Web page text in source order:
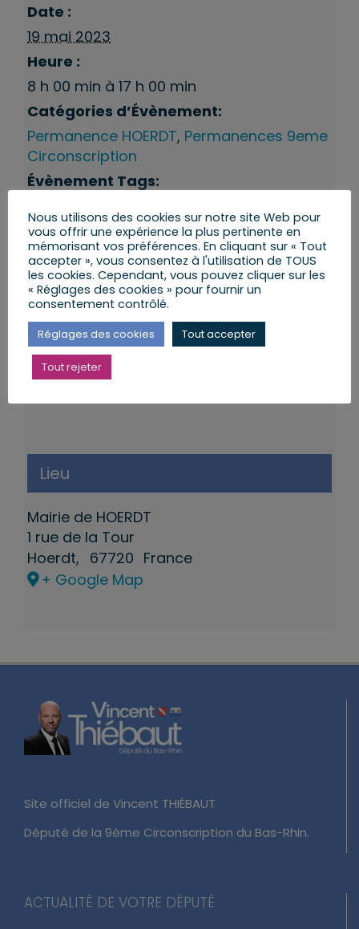
Date :
19 mai 2023
Heure :
8 h 00 min à 17 h 00 min
Catégories d’Évènement:
Permanence HOERDT, Permanences 9eme
Circonscription
Évènement Tags:
Lieu
Mairie de HOERDT
1 rue de la Tour
Hoerdt, 67720 France
+ Google Map
Site officiel de Vincent THIÉBAUT
Député de la 9ème Circonscription du Bas-Rhin.
ACTUALITÉ DE VOTRE DÉPUTÉ
Nous utilisons des cookies sur notre site Web pour
vous offrir une expérience la plus pertinente en
mémorisant vos préférences. En cliquant sur « Tout
accepter », vous consentez à l'utilisation de TOUS
les cookies. Cependant, vous pouvez cliquer sur les
« Réglages des cookies » pour fournir un
consentement contrôlé.
Réglages des cookies Tout accepter
Tout rejeter